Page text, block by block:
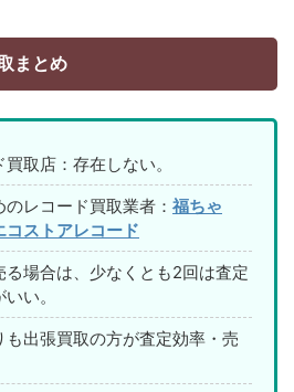
まとめ
取店：存在しない。
レコード買取業者： 福ちゃ
コストアレコード
る場合は、少なくとも2回は査定
い。
出張買取の方が査定効率・売